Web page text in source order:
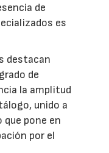
de
es
destacan
de
la amplitud
unido a
pone en
por el